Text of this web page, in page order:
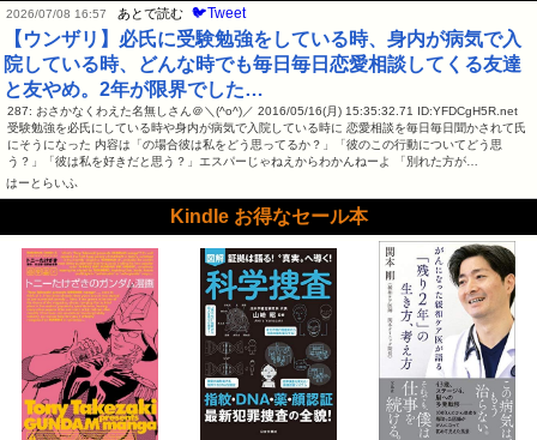
2026/07/08 16:57 あとで読む 🐦Tweet
【ウンザリ】必氏に受験勉強をしている時、身内が病気で入
院している時、どんな時でも毎日毎日恋愛相談してくる友達
と友やめ。2年が限界でした…
287: おさかなくわえた名無しさん＠＼(^o^)／ 2016/05/16(月) 15:35:32.71 ID:YFDCgH5R.net
受験勉強を必氏にしている時や身内が病気で入院している時に 恋愛相談を毎日毎日聞かされて氏
にそうになった 内容は「の場合彼は私をどう思ってるか？」「彼のこの行動についてどう思
う？」「彼は私を好きだと思う？」エスパーじゃねえからわかんねーよ 「別れた方が…
はーとらいふ
Kindle お得なセール本